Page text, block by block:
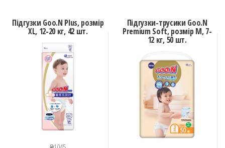
Підгузки Goo.N Plus, розмір
XL, 12-20 кг, 42 шт.
Підгузки-трусики Goo.N
Premium Soft, розмір M, 7-
12 кг, 50 шт.